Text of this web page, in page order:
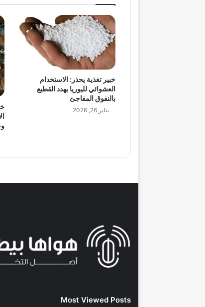
خبير تغذية يحذر: الاستخدام
العشوائي لليوريا يهدد القطيع
بالنفوق المفاجئ
يناير 26, 2026
Most Viewed Posts